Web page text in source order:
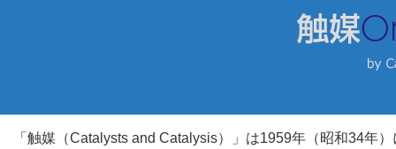
「触媒（Catalysts and Catalysis）」は1959年（昭和34年